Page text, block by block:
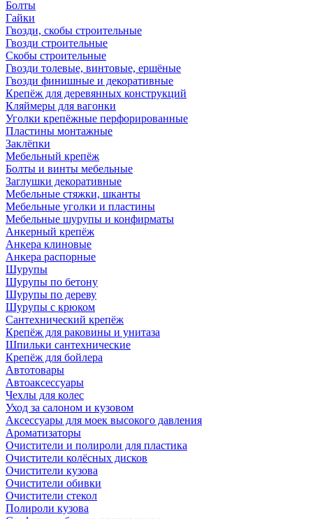
Болты
Гайки
Гвозди, скобы строительные
Гвозди строительные
Скобы строительные
Гвозди толевые, винтовые, ершёные
Гвозди финишные и декоративные
Крепёж для деревянных конструкций
Кляймеры для вагонки
Уголки крепёжные перфорированные
Пластины монтажные
Заклёпки
Мебельный крепёж
Болты и винты мебельные
Заглушки декоративные
Мебельные стяжки, шканты
Мебельные уголки и пластины
Мебельные шурупы и конфирматы
Анкерный крепёж
Анкера клиновые
Анкера распорные
Шурупы
Шурупы по бетону
Шурупы по дереву
Шурупы с крюком
Сантехнический крепёж
Крепёж для раковины и унитаза
Шпильки сантехнические
Крепёж для бойлера
Автотовары
Автоаксессуары
Чехлы для колес
Уход за салоном и кузовом
Аксессуары для моек высокого давления
Ароматизаторы
Очистители и полироли для пластика
Очистители колёсных дисков
Очистители кузова
Очистители обивки
Очистители стекол
Полироли кузова